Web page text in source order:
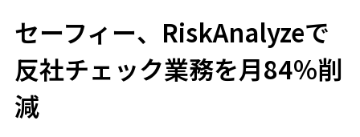
セーフィー、RiskAnalyzeで
反社チェック業務を月84％削
減